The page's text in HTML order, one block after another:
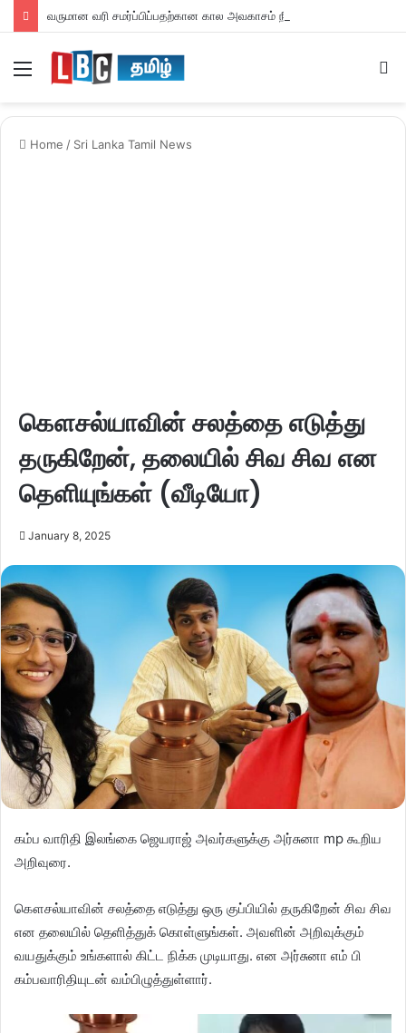
வருமான வரி சமர்ப்பிப்பதற்கான கால அவகாசம் நீடிப்பு
Home / Sri Lanka Tamil News
கௌசல்யாவின் சலத்தை எடுத்து
தருகிறேன், தலையில் சிவ சிவ என
தெளியுங்கள் (வீடியோ)
January 8, 2025
கம்ப வாரிதி இலங்கை ஜெயராஜ் அவர்களுக்கு அர்சுனா mp கூறிய
அறிவுரை.
கௌசல்யாவின் சலத்தை எடுத்து ஒரு குப்பியில் தருகிறேன் சிவ சிவ
என தலையில் தெளித்துக் கொள்ளுங்கள். அவளின் அறிவுக்கும்
வயதுக்கும் உங்களால் கிட்ட நிக்க முடியாது. என அர்சுனா எம் பி
கம்பவாரிதியுடன் வம்பிழுத்துள்ளார்.